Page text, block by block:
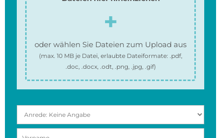
oder wählen Sie Dateien zum Upload aus
(max. 10 MBje Datei, erlaubte Dateiformate: .pdf,
.doc, .docx, .odt, .png, .jpg, .gif)